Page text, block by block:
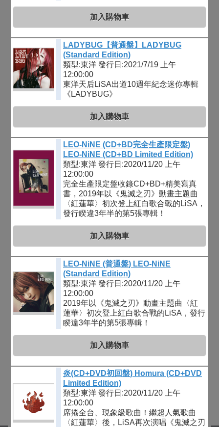
加入購物車
LADYBUG【普通盤】LADYBUG
(Standard Edition)
類型:東洋 發行日:2021/7/19 上午
12:00:00
東洋天后LiSA出道10週年紀念迷你專輯
《LADYBUG》
加入購物車
LEO-NiNE (CD+BD完全生產限定盤)
LEO-NiNE (CD+BD Limited Edition)
類型:東洋 發行日:2020/11/20 上午
12:00:00
完全生產限定盤收錄CD+BD+精美寫真
書，2019年以《鬼滅之刃》動畫主題曲
〈紅蓮華〉初次登上紅白歌合戰的LiSA，
發行睽違3年半的第5張專輯！
加入購物車
LEO-NiNE (普通盤) LEO-NiNE
(Standard Edition)
類型:東洋 發行日:2020/11/20 上午
12:00:00
2019年以《鬼滅之刃》動畫主題曲〈紅
蓮華〉初次登上紅白歌合戰的LiSA，發行
睽違3年半的第5張專輯！
加入購物車
炎(CD+DVD初回盤) Homura (CD+DVD
Limited Edition)
類型:東洋 發行日:2020/11/20 上午
12:00:00
席捲全台、現象級歌曲！繼超人氣歌曲
〈紅蓮華〉後，LiSA再次演唱《鬼滅之刃